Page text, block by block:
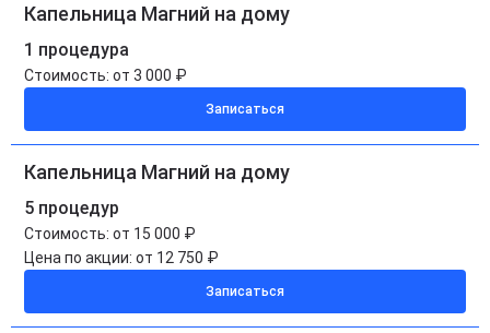
Капельница Магний на дому
1 процедура
Стоимость: от 3 000 ₽
Записаться
Капельница Магний на дому
5 процедур
Стоимость: от 15 000 ₽
Цена по акции: от 12 750 ₽
Записаться